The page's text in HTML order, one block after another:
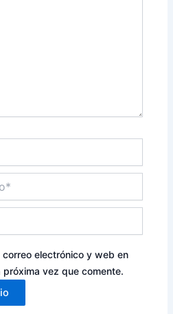
correo electrónico y web en
vez que comente.